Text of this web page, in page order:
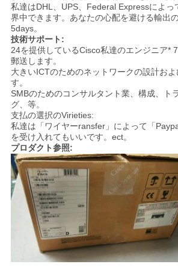
私達はDHL、UPS、Federal Expressによっ
界中できます。あなたの心配を避ける輸出
5days。
技術サポート:
24を提供しているCisco私達のエンジニア*
郵送します。
大きいICTのためのネットワークの設計お
す。
SMBのためのコンサルタント業、構成、ト
グ、等。
支払の選択のVirieties:
私達は「ワイヤーransfer」によって「
を受け入れてもいいです。ect。
プロダクト参照: